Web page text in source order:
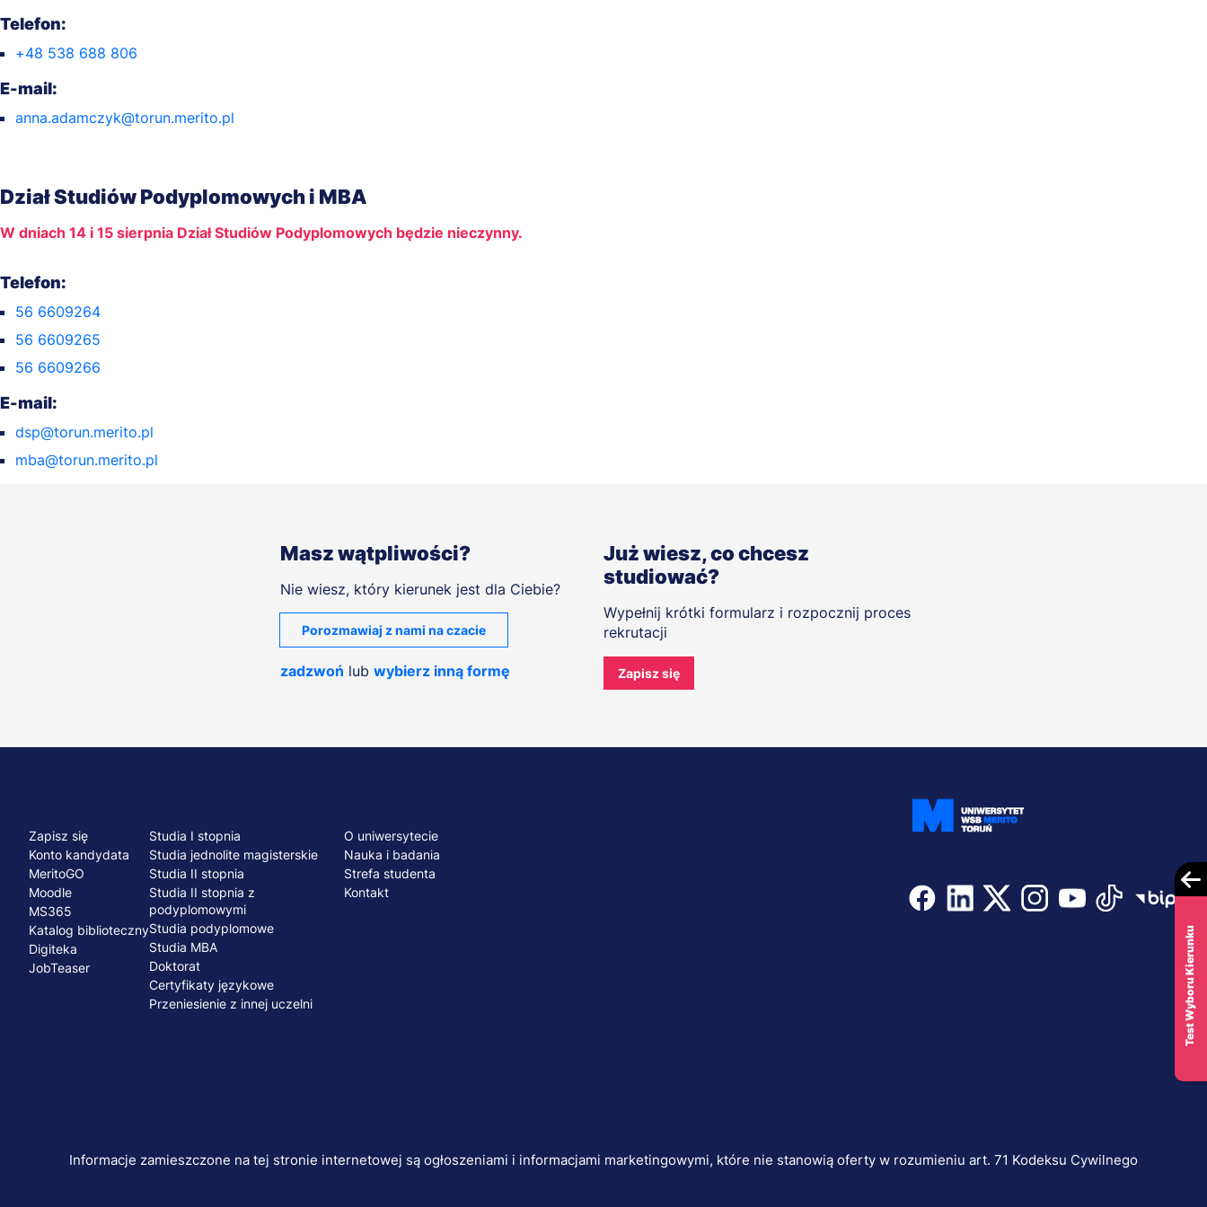
Telefon:
+48 538 688 806
E-mail:
anna.adamczyk@torun.merito.pl
Dział Studiów Podyplomowych i MBA
W dniach 14 i 15 sierpnia Dział Studiów Podyplomowych będzie nieczynny.
Telefon:
56 6609264
56 6609265
56 6609266
E-mail:
dsp@torun.merito.pl
mba@torun.merito.pl
Masz wątpliwości?
Nie wiesz, który kierunek jest dla Ciebie?
Porozmawiaj z nami na czacie
zadzwoń lub wybierz inną formę
Już wiesz, co chcesz
studiować?
Wypełnij krótki formularz i rozpocznij proces
rekrutacji
Zapisz się
Menu
stopka
Zapisz się
Konto kandydata
MeritoGO
Moodle
MS365
Katalog biblioteczny
Digiteka
JobTeaser
Studia I stopnia
Studia jednolite magisterskie
Studia II stopnia
Studia II stopnia z
podyplomowymi
Studia podyplomowe
Studia MBA
Doktorat
Certyfikaty językowe
Przeniesienie z innej uczelni
O uniwersytecie
Nauka i badania
Strefa studenta
Kontakt
stopka-
Informacje zamieszczone na tej stronie internetowej są ogłoszeniami i informacjami marketingowymi, które nie stanowią oferty w rozumieniu art. 71 Kodeksu Cywilnego
Test Wyboru Kierunku